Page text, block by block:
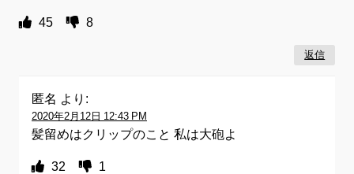
45 8
返信
匿名 より:
2020年2月12日 12:43 PM
髪留めはクリップのこと 私は大砲よ
32 1